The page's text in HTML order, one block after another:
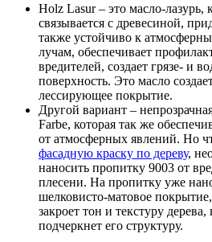
Holz Lasur – это масло-лазурь,
связывается с древесиной,
также устойчиво к
лучам, обеспечивает
вредителей, создает грязе- и
поверхность. Это масло
лессирующее покрытие.
Другой вариант –
Farbe, которая так же
от атмосферных явлений. Но
фасадную краску по дереву,
наносить пропитку 9003 от
плесени. На пропитку уже
шелковисто-матовое
закроет тон и текстуру
подчеркнет его структуру.